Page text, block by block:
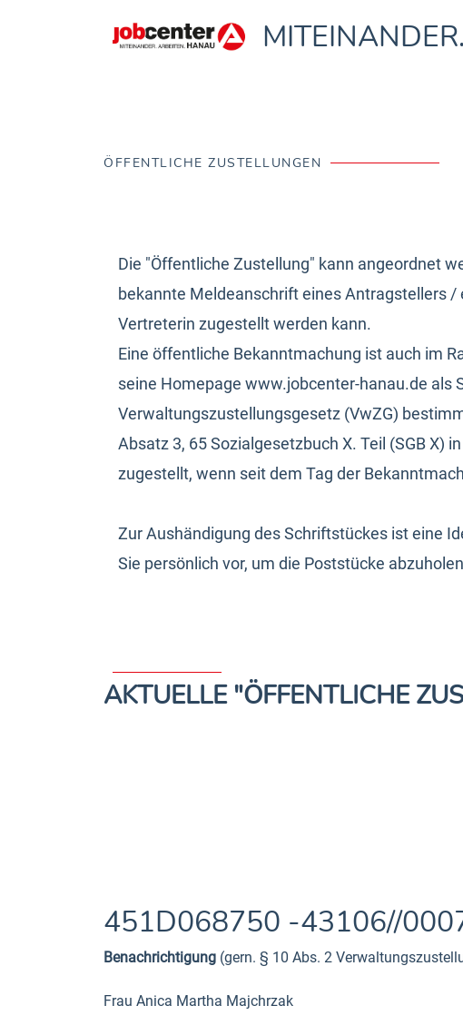
ÖFFENTLICHE ZUSTELLUNGEN
Die "Öffentliche Zustellung" kann angeordnet
bekannte Meldeanschrift eines Antragstellers
Vertreterin zugestellt werden kann.
Eine öffentliche Bekanntmachung ist auch im
seine Homepage www.jobcenter-hanau.de als
Verwaltungszustellungsgesetz (VwZG)
Absatz 3, 65 Sozialgesetzbuch X. Teil (SGB X)
zugestellt, wenn seit dem Tag der
Zur Aushändigung des Schriftstückes ist eine
Sie persönlich vor, um die Poststücke
AKTUELLE "ÖFFENTLICHE
451D068750 -43106//
Benachrichtigung (gern. § 10 Abs. 2
Frau Anica Martha Majchrzak